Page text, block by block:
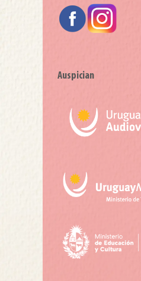
Auspician